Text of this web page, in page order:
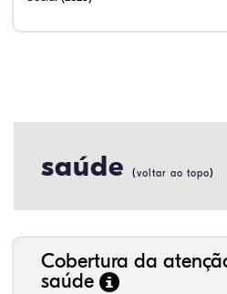
saúde (voltar ao topo)
Cobertura da
saúde